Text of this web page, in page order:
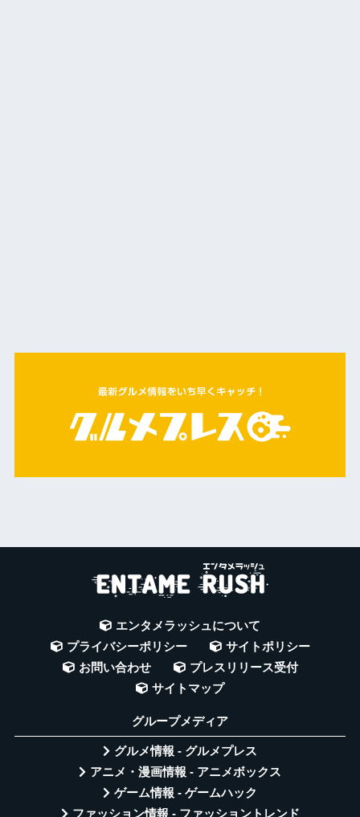
エンタメラッシュについて
プライバシーポリシー
サイトポリシー
お問い合わせ
プレスリリース受付
サイトマップ
グループメディア
グルメ情報 - グルメプレス
アニメ・漫画情報 - アニメボックス
ゲーム情報 - ゲームハック
ファッション情報 - ファッショントレンド